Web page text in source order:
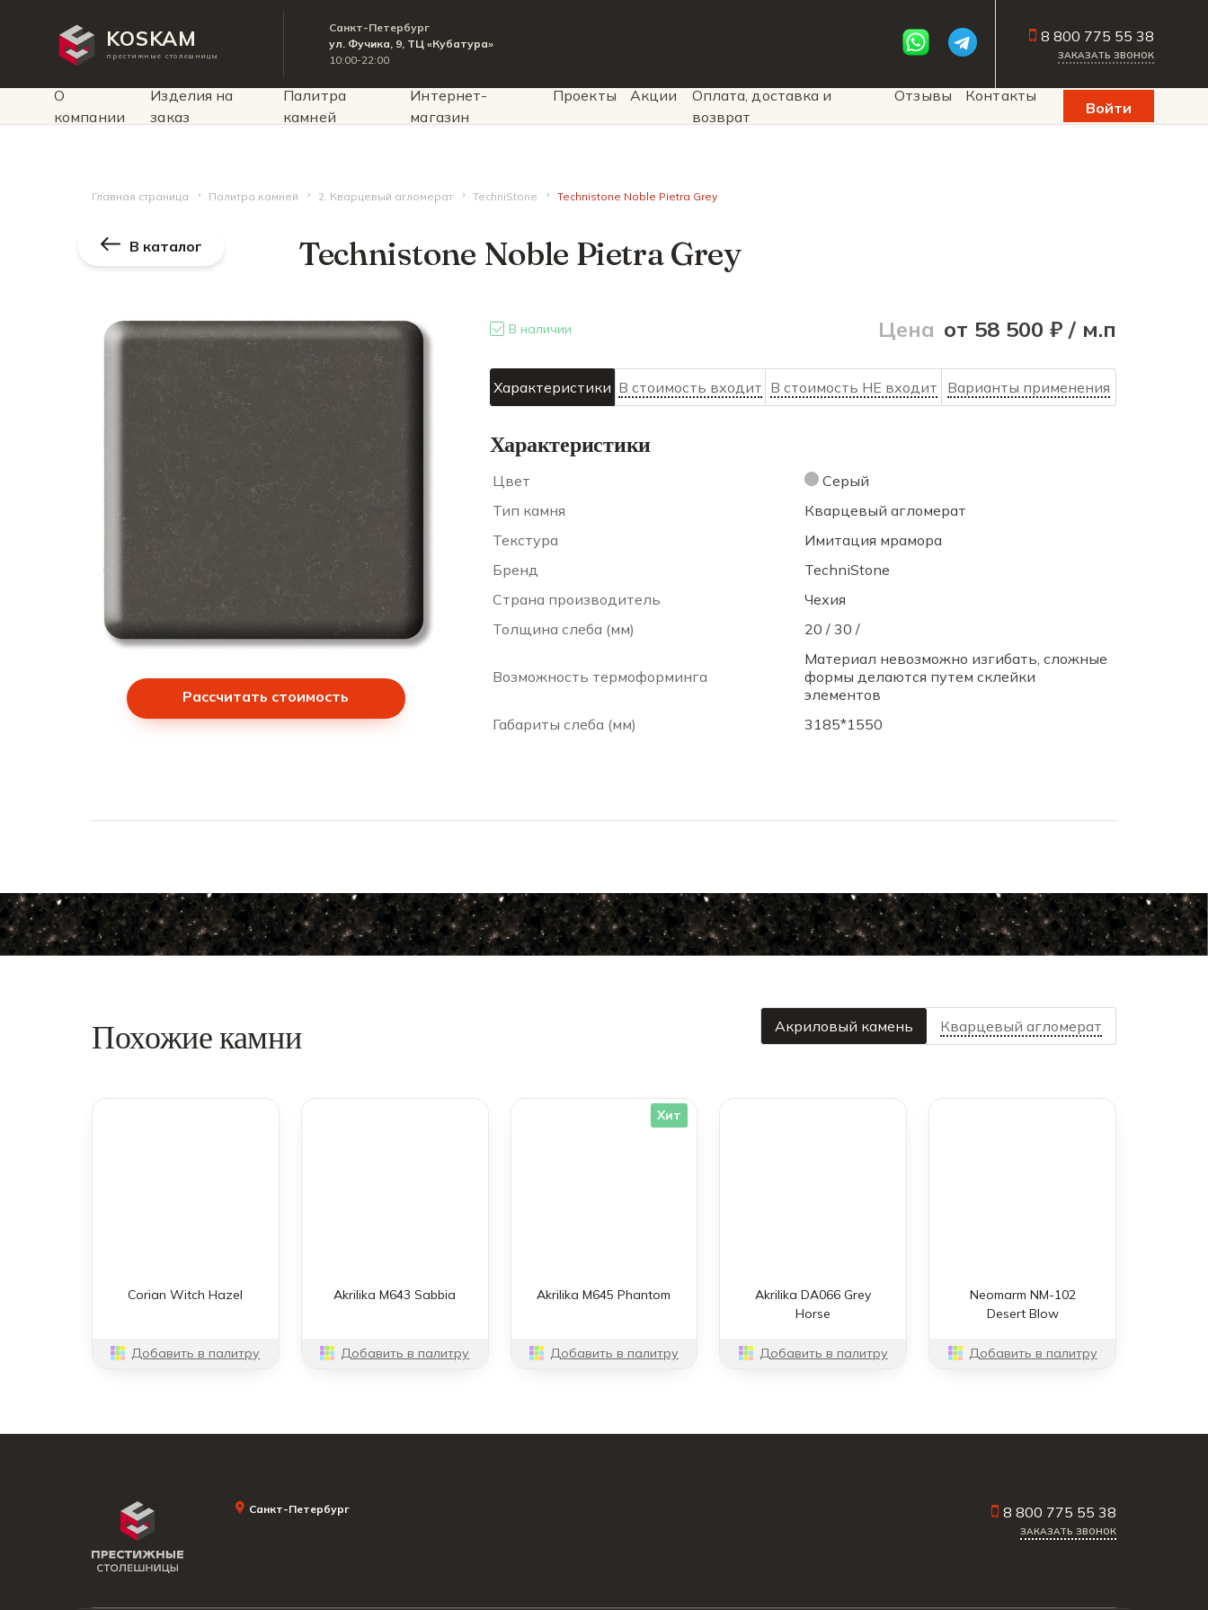
KOSKAM
престижные столешницы
Санкт-Петербург
ул. Фучика, 9, ТЦ «Кубатура»
10:00-22:00
8 800 775 55 38
ЗАКАЗАТЬ ЗВОНОК
О
компании
Изделия на
заказ
Палитра
камней
Интернет-
магазин
Проекты Акции
Оплата, доставка и
возврат
Отзывы Контакты
Войти
Главная страница Палитра камней 2. Кварцевый агломерат TechniStone Technistone Noble Pietra Grey
Technistone Noble Pietra Grey
В каталог
Рассчитать стоимость
В наличии Цена от 58 500 ₽ / м.п
Характеристики В стоимость входит В стоимость НЕ входит Варианты применения
Характеристики
Цвет
Серый
Тип камня
Кварцевый агломерат
Текстура
Имитация мрамора
Бренд
TechniStone
Страна производитель
Чехия
Толщина слеба (мм)
20 / 30 /
Возможность термоформинга
Материал невозможно изгибать, сложные
формы делаются путем склейки
элементов
Габариты слеба (мм)
3185*1550
Похожие камни Акриловый камень Кварцевый агломерат
Corian Witch Hazel
Добавить в палитру
Akrilika M643 Sabbia
Добавить в палитру
Хит
Akrilika M645 Phantom
Добавить в палитру
Akrilika DA066 Grey
Horse
Добавить в палитру
Neomarm NM-102
Desert Blow
Добавить в палитру
Санкт-Петербург 8 800 775 55 38
ЗАКАЗАТЬ ЗВОНОК